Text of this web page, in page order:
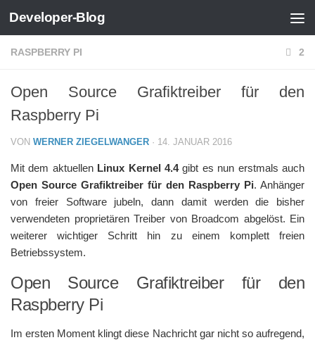
Zum Inhalt springen
Developer-Blog
RASPBERRY PI 2
Open Source Grafiktreiber für den
Raspberry Pi
VON WERNER ZIEGELWANGER · 14. JANUAR 2016
Mit dem aktuellen Linux Kernel 4.4gibt es nun erstmals auch
Open Source Grafiktreiber für den Raspberry Pi. Anhänger
von freier Software jubeln, dann damit werden die bisher
verwendeten proprietären Treiber von Broadcom abgelöst. Ein
weiterer wichtiger Schritt hin zu einem komplett freien
Betriebssystem.
Open Source Grafiktreiber für den
Raspberry Pi
Im ersten Moment klingt diese Nachricht gar nicht so aufregend,